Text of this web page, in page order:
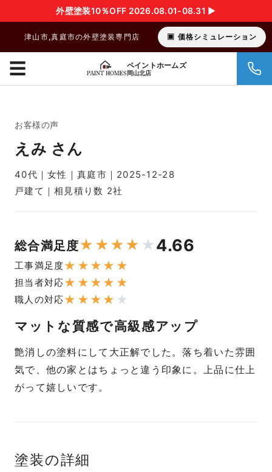
外壁塗装10％OFF 2026.08.01-08.31 ▶︎
津山市,真庭市の外壁塗装専門店 価格シミュレーション
ペイントホームズ
岡山北店
☰
お客様の声
えみ さん
40代｜女性｜真庭市｜2025-12-28
戸建て｜相見積り数 2社
総合満足度★ ★★★ ★ 4.66
工事満足度★ ★ ★ ★ ★
担当者対応★ ★ ★ ★ ★
職人の対応★ ★ ★ ★ ★
マットな質感で高級感アップ
艶消しの塗料にして大正解でした。落ち着いた雰囲
気で、他の家とはちょっと違う印象に。上品に仕上
がって嬉しいです。
塗装の詳細